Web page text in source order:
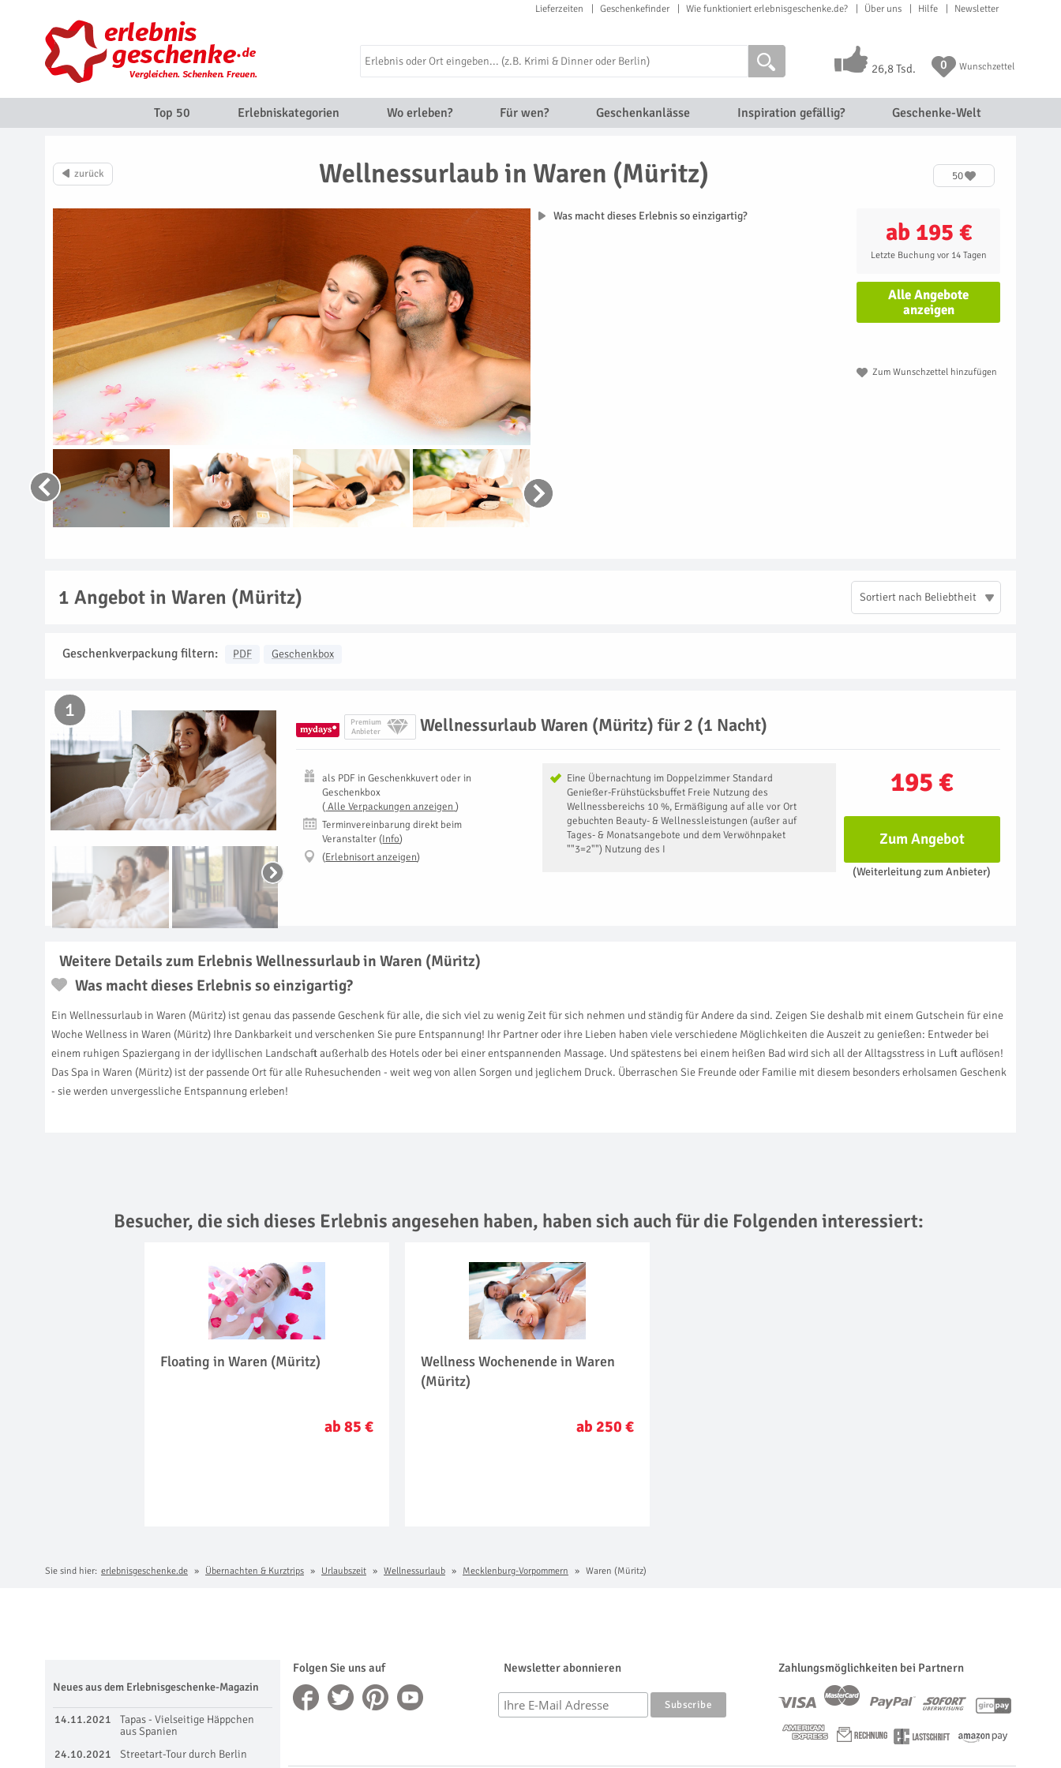
Lieferzeiten Geschenkefinder Wie funktioniert erlebnisgeschenke.de? Über uns Hilfe Newsletter
26,8 Tsd. 0 Wunschzettel
Top 50 Erlebniskategorien Wo erleben? Für wen? Geschenkanlässe Inspiration gefällig? Geschenke-Welt
Wellnessurlaub in Waren (Müritz) 50
ab 195 €
Letzte Buchung vor 14 Tagen
Alle Angebote
anzeigen
Zum Wunschzettel hinzufügen
Was macht dieses Erlebnis so einzigartig?
1 Angebot in Waren (Müritz) Sortiert nach Beliebtheit
Geschenkverpackung filtern: PDF Geschenkbox
Premium
Anbieter
Wellnessurlaub Waren (Müritz) für 2 (1 Nacht)
1
195 €
Eine Übernachtung im Doppelzimmer Standard
Genießer-Frühstücksbuffet Freie Nutzung des
Wellnessbereichs 10 %, Ermäßigung auf alle vor Ort
gebuchten Beauty- & Wellnessleistungen (außer auf
Tages- & Monatsangebote und dem Verwöhnpaket
""3=2"") Nutzung des I
als PDFinGeschenkkuvert oder in
Geschenkbox
( Alle Verpackungen anzeigen )
Terminvereinbarung direkt beim
Veranstalter (Info)
(Erlebnisort anzeigen)
Zum Angebot
(Weiterleitung zum Anbieter)
Weitere Details zum Erlebnis Wellnessurlaub in Waren (Müritz)
Was macht dieses Erlebnis so einzigartig?
Ein Wellnessurlaub in Waren (Müritz) ist genau das passende Geschenk für alle, die sich viel zu wenig Zeit für sich nehmen und ständig für Andere da sind. Zeigen Sie deshalb mit einem Gutschein für eine
Woche Wellness in Waren (Müritz) Ihre Dankbarkeit und verschenken Sie pure Entspannung! Ihr Partner oder ihre Lieben haben viele verschiedene Möglichkeiten die Auszeit zu genießen: Entweder bei
einem ruhigen Spaziergang in der idyllischen Landschaft außerhalb des Hotels oder bei einer entspannenden Massage. Und spätestens bei einem heißen Bad wird sich all der Alltagsstress in Luft auflösen!
Das Spa in Waren (Müritz) ist der passende Ort für alle Ruhesuchenden - weit weg von allen Sorgen und jeglichem Druck. Überraschen Sie Freunde oder Familie mit diesem besonders erholsamen Geschenk
- sie werden unvergessliche Entspannung erleben!
Besucher, die sich dieses Erlebnis angesehen haben, haben sich auch für die Folgenden interessiert:
Floating in Waren (Müritz)
ab 85 €
Wellness Wochenende in Waren
(Müritz)
ab 250 €
Sie sind hier: erlebnisgeschenke.de Übernachten & Kurztrips Urlaubszeit Wellnessurlaub Mecklenburg-Vorpommern Waren (Müritz)
Folgen Sie uns auf Newsletter abonnieren Zahlungsmöglichkeiten bei Partnern
Neues aus dem Erlebnisgeschenke-Magazin
14.11.2021
Tapas - Vielseitige Häppchen
aus Spanien
24.10.2021
Streetart-Tour durch Berlin